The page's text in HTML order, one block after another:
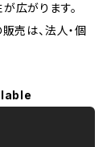
広がります。
売は、法人・個